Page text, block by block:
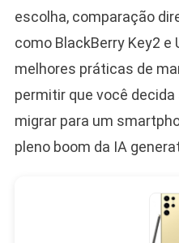
escolha, comparação
como BlackBerry Key2
melhores práticas de
permitir que você
migrar para um
pleno boom da IA